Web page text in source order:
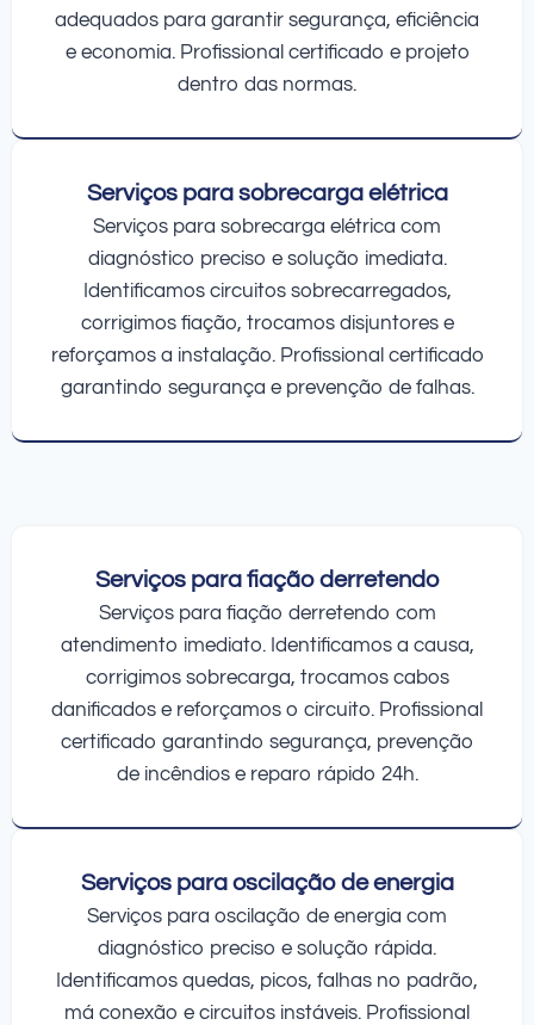
adequados para garantir segurança, eficiência
e economia. Profissional certificado e projeto
dentro das normas.
Serviços para sobrecarga elétrica
Serviços para sobrecarga elétrica com
diagnóstico preciso e solução imediata.
Identificamos circuitos sobrecarregados,
corrigimos fiação, trocamos disjuntores e
reforçamos a instalação. Profissional certificado
garantindo segurança e prevenção de falhas.
Serviços para fiação derretendo
Serviços para fiação derretendo com
atendimento imediato. Identificamos a causa,
corrigimos sobrecarga, trocamos cabos
danificados e reforçamos o circuito. Profissional
certificado garantindo segurança, prevenção
de incêndios e reparo rápido 24h.
Serviços para oscilação de energia
Serviços para oscilação de energia com
diagnóstico preciso e solução rápida.
Identificamos quedas, picos, falhas no padrão,
má conexão e circuitos instáveis. Profissional